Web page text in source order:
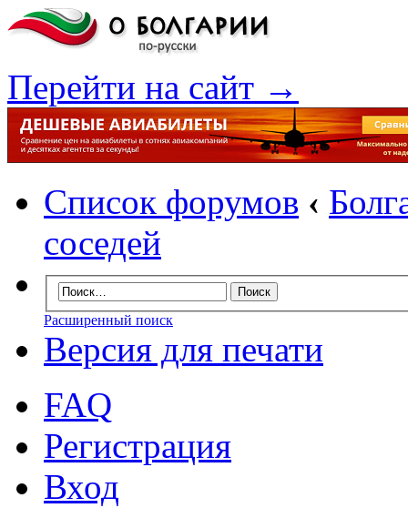
Перейти на сайт →
Список форумов ‹
соседей
Расширенный поиск
Версия для печати
FAQ
Регистрация
Вход